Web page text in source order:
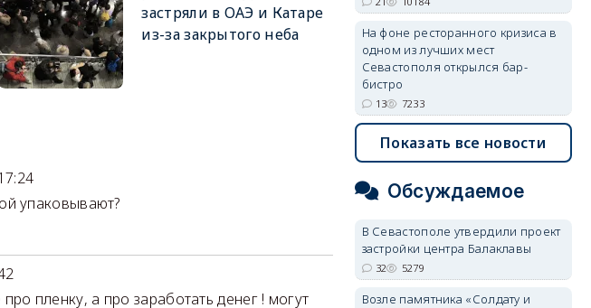
застряли в ОАЭ и Катаре
из-за закрытого неба
упаковывают?
про пленку, а про заработать денег ! могут
На фоне ресторанного кризиса в
одном из лучших мест
Севастополя открылся бар-
бистро
13 7233
Показать все новости
Обсуждаемое
В Севастополе утвердили проект
застройки центра Балаклавы
32 5279
Возле памятника «Солдату и